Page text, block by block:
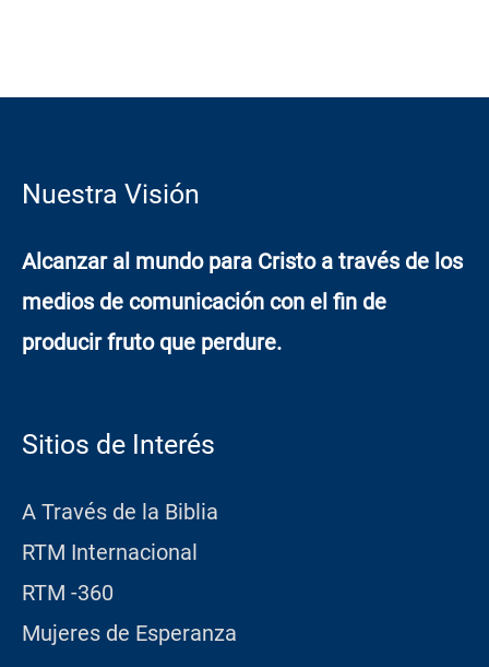
Nuestra Visión
Alcanzar al mundo para Cristo a través de los
medios de comunicación con el fin de
producir fruto que perdure.
Sitios de Interés
A Través de la Biblia
RTM Internacional
RTM -360
Mujeres de Esperanza